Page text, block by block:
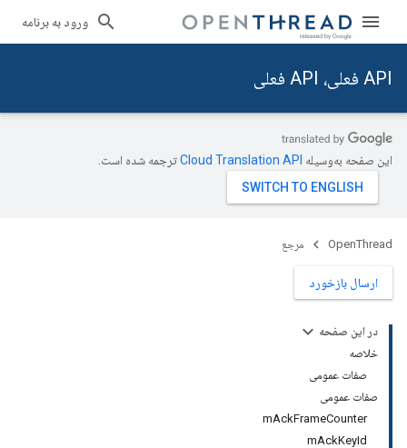
ورود به برنامه
API فعلی، API فعلی
این صفحه به‌وسیله ترجمه شده است.
OpenThread مرجع
ارسال بازخورد
در این صفحه
خلاصه
صفات عمومی
صفات عمومی
mAckFrameCounter
mAckKeyId